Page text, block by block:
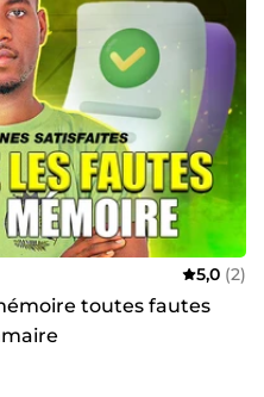
accompagnons pas à
un mémoire ou une
respectant les normes
plagia ✅ Rédaction des
✅ Elaboration des
✅ Humanisation complète
d'IA ✅ Conception de
IA Écrivez-moi
pour discuter de vos
5,0 (2)
toutes fautes